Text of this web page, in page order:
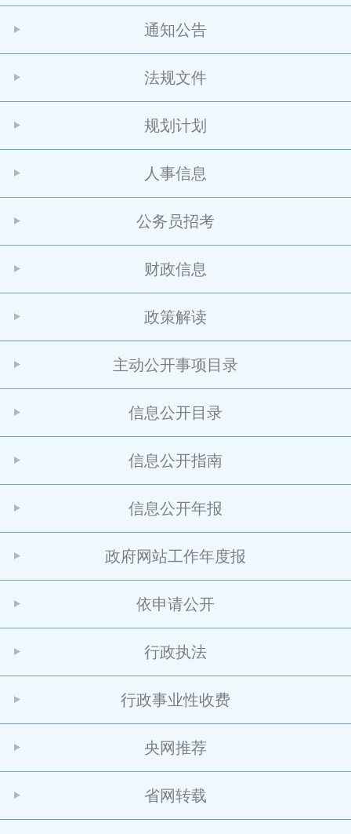
通知公告
法规文件
规划计划
人事信息
公务员招考
财政信息
政策解读
主动公开事项目录
信息公开目录
信息公开指南
信息公开年报
政府网站工作年度报
依申请公开
行政执法
行政事业性收费
央网推荐
省网转载